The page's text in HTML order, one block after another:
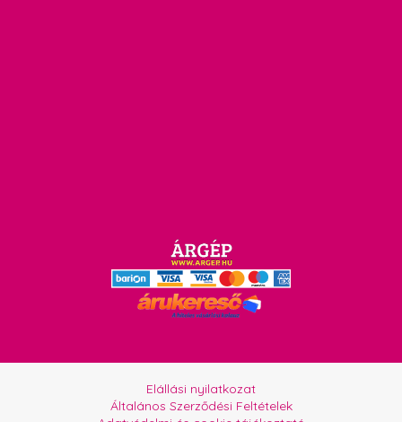
Elállási nyilatkozat
Általános Szerződési Feltételek